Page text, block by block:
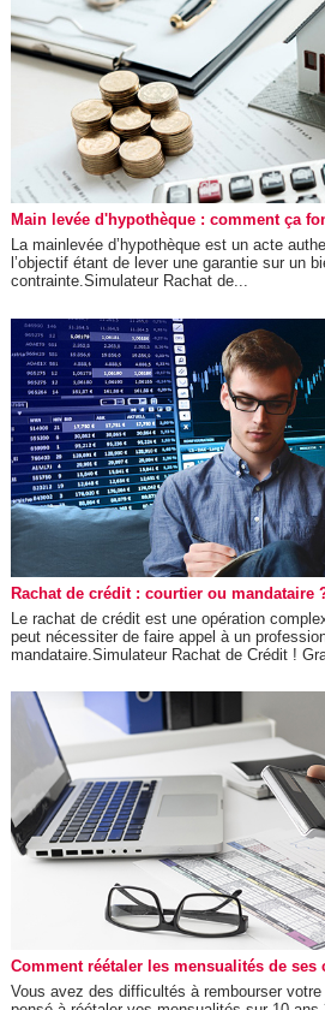
Main levée d'hypothèque : comment ça
La mainlevée d’hypothèque est un acte
l’objectif étant de lever une garantie sur un
contrainte.Simulateur Rachat de...
Rachat de crédit : courtier ou mandataire
Le rachat de crédit est une opération
peut nécessiter de faire appel à un
mandataire.Simulateur Rachat de Crédit !
Comment réétaler les mensualités de ses
Vous avez des difficultés à rembourser